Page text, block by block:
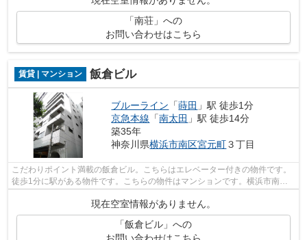
「南荘」への
お問い合わせはこちら
賃貸 | マンション 飯倉ビル
ブルーライン 「蒔田 」駅 徒歩1分
京急本線 「南太田 」駅 徒歩14分
築35年
神奈川県横浜市南区宮元町３丁目
こだわりポイント満載の飯倉ビル。こちらはエレベーター付きの物件です。
徒歩1分に駅がある物件です。こちらの物件はマンションです。横浜市南区
エリアにある賃貸情報のことなら、地域...
現在空室情報がありません。
「飯倉ビル」への
お問い合わせはこちら